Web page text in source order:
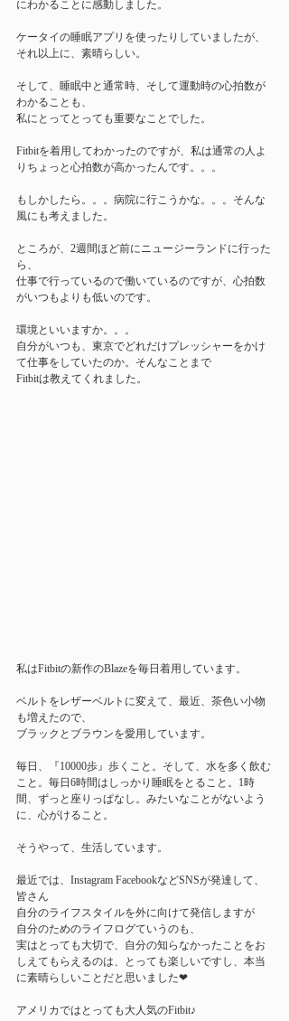
にわかることに感動しました。
ケータイの睡眠アプリを使ったりしていましたが、
それ以上に、素晴らしい。
そして、睡眠中と通常時、そして運動時の心拍数が
わかることも、
私にとってとっても重要なことでした。
Fitbitを着用してわかったのですが、私は通常の人よ
りちょっと心拍数が高かったんです。。。
もしかしたら。。。病院に行こうかな。。。そんな
風にも考えました。
ところが、2週間ほど前にニュージーランドに行った
ら、
仕事で行っているので働いているのですが、心拍数
がいつもよりも低いのです。
環境といいますか。。。
自分がいつも、東京でどれだけプレッシャーをかけ
て仕事をしていたのか。そんなことまで
Fitbitは教えてくれました。
私はFitbitの新作のBlazeを毎日着用しています。
ベルトをレザーベルトに変えて、最近、茶色い小物
も増えたので、
ブラックとブラウンを愛用しています。
毎日、『10000歩』歩くこと。そして、水を多く飲む
こと。毎日6時間はしっかり睡眠をとること。1時
間、ずっと座りっぱなし。みたいなことがないよう
に、心がけること。
そうやって、生活しています。
最近では、Instagram FacebookなどSNSが発達して、
皆さん
自分のライフスタイルを外に向けて発信しますが
自分のためのライフログていうのも、
実はとっても大切で、自分の知らなかったことをお
しえてもらえるのは、とっても楽しいですし、本当
に素晴らしいことだと思いました❤︎
アメリカではとっても大人気のFitbit♪